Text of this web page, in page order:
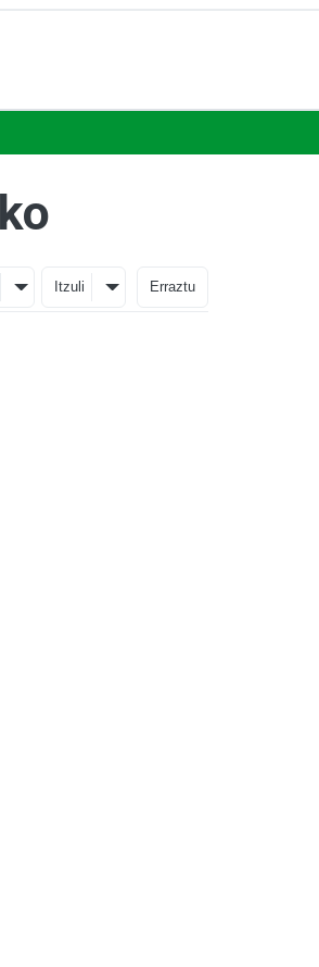
Itzuli Erraztu